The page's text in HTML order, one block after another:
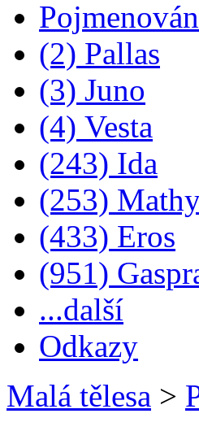
(2) Pallas
(3) Juno
(4) Vesta
(243) Ida
(253)
(433) Eros
(951)
...další
Odkazy
Malá tělesa >